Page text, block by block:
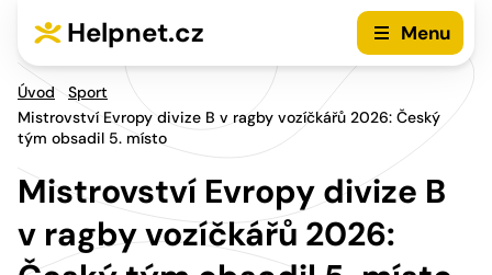
Helpnet.cz Menu
Úvod
Sport
Mistrovství Evropy divize B v ragby vozíčkářů 2026: Český
tým obsadil 5. místo
Mistrovství Evropy divize B
v ragby vozíčkářů 2026: